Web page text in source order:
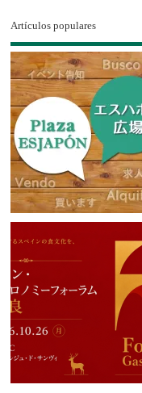
Artículos populares